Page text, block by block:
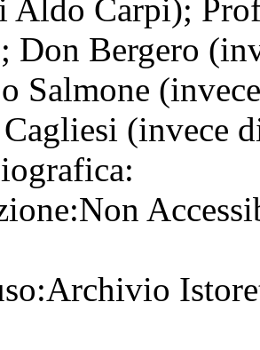
Aldo Carpi);
Don Bergero
Salmone
Cagliesi (invece
Non
Archivio